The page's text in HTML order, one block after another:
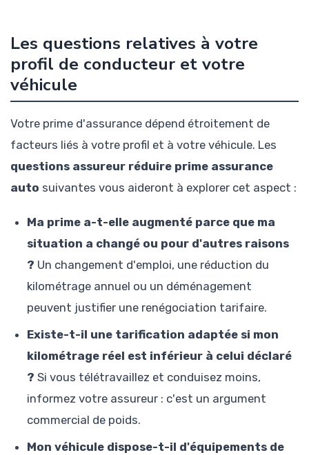
Les questions relatives à votre
profil de conducteur et votre
véhicule
Votre prime d'assurance dépend étroitement de
facteurs liés à votre profil et à votre véhicule. Les
questions assureur réduire prime assurance
auto suivantes vous aideront à explorer cet aspect :
Ma prime a-t-elle augmenté parce que ma
situation a changé ou pour d'autres raisons
? Un changement d'emploi, une réduction du
kilométrage annuel ou un déménagement
peuvent justifier une renégociation tarifaire.
Existe-t-il une tarification adaptée si mon
kilométrage réel est inférieur à celui déclaré
? Si vous télétravaillez et conduisez moins,
informez votre assureur : c'est un argument
commercial de poids.
Mon véhicule dispose-t-il d'équipements de